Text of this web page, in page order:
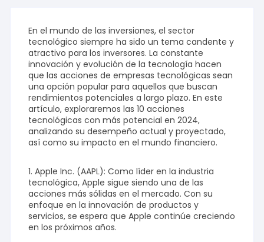
En el mundo de las inversiones, el sector
tecnológico siempre ha sido un tema candente y
atractivo para los inversores. La constante
innovación y evolución de la tecnología hacen
que las acciones de empresas tecnológicas sean
una opción popular para aquellos que buscan
rendimientos potenciales a largo plazo. En este
artículo, exploraremos las 10 acciones
tecnológicas con más potencial en 2024,
analizando su desempeño actual y proyectado,
así como su impacto en el mundo financiero.
1. Apple Inc. (AAPL): Como líder en la industria
tecnológica, Apple sigue siendo una de las
acciones más sólidas en el mercado. Con su
enfoque en la innovación de productos y
servicios, se espera que Apple continúe creciendo
en los próximos años.